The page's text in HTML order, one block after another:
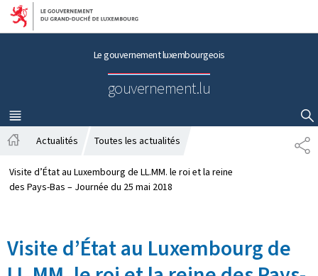
Aller au menu principal
Aller au contenu
Le gouvernement luxembourgeois
gouvernement.lu
MENU
PRINCIPAL
AFFICHER / MASQUER LA RECHERCHE
P
A
c
c
l
Actualités Toutes les actualités
Visite d’État au Luxembourg de LL.MM. le roi et la reine
des Pays-Bas – Journée du 25 mai 2018
Visite d’État au Luxembourg de